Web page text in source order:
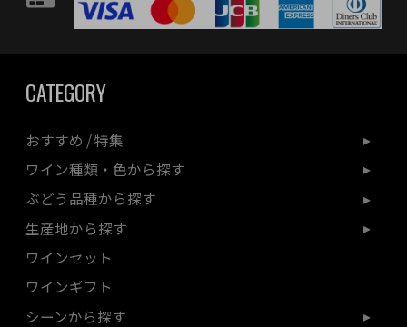
CATEGORY
おすすめ / 特集
ワイン種類・色から探す
ぶどう品種から探す
生産地から探す
ワインセット
ワインギフト
シーンから探す